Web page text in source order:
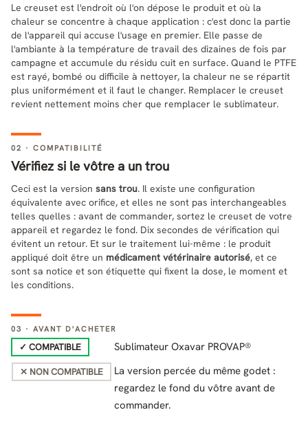
Le creuset est l'endroit où l'on dépose le produit et où la
chaleur se concentre à chaque application : c'est donc la partie
de l'appareil qui accuse l'usage en premier. Elle passe de
l'ambiante à la température de travail des dizaines de fois par
campagne et accumule du résidu cuit en surface. Quand le PTFE
est rayé, bombé ou difficile à nettoyer, la chaleur ne se répartit
plus uniformément et il faut le changer. Remplacer le creuset
revient nettement moins cher que remplacer le sublimateur.
02 · COMPATIBILITÉ
Vérifiez si le vôtre a un trou
Ceci est la version sans trou. Il existe une configuration
équivalente avec orifice, et elles ne sont pas interchangeables
telles quelles : avant de commander, sortez le creuset de votre
appareil et regardez le fond. Dix secondes de vérification qui
évitent un retour. Et sur le traitement lui-même : le produit
appliqué doit être un médicament vétérinaire autorisé, et ce
sont sa notice et son étiquette qui fixent la dose, le moment et
les conditions.
03 · AVANT D'ACHETER
✓ COMPATIBLE Sublimateur Oxavar PROVAP®
✕ NON COMPATIBLE
La version percée du même godet :
regardez le fond du vôtre avant de
commander.